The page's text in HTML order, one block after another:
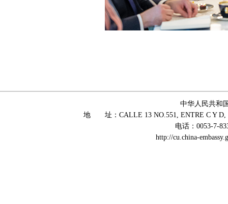
中华人民共和
地 址：CALLE 13 NO.551, ENTRE C Y D,
电话：0053-7-
http://cu.china-